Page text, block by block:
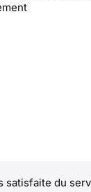
satisfaite du